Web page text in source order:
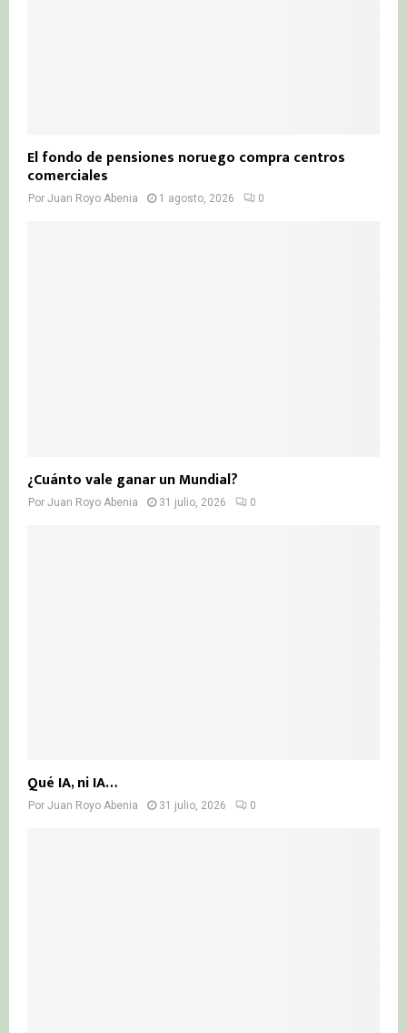
El fondo de pensiones noruego compra centros
comerciales
Por Juan Royo Abenia 1 agosto, 2026 0
¿Cuánto vale ganar un Mundial?
Por Juan Royo Abenia 31 julio, 2026 0
Qué IA, ni IA…
Por Juan Royo Abenia 31 julio, 2026 0